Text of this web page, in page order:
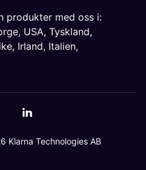
produkter med oss i:
, USA, Tyskland,
, Irland, Italien,
Klarna Technologies AB